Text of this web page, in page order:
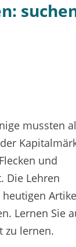
mussten
und
Die Lehren
Lernen Sie
zu lernen.